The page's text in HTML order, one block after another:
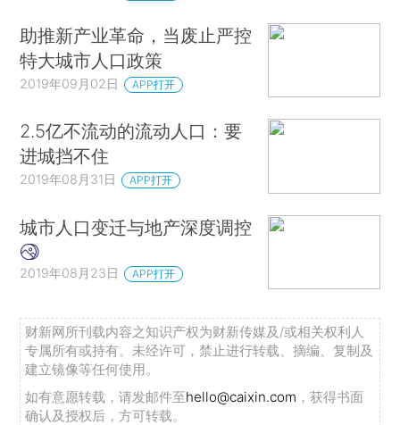
助推新产业革命，当废止严控
特大城市人口政策
2019年09月02日 APP打开
2.5亿不流动的流动人口：要
进城挡不住
2019年08月31日 APP打开
城市人口变迁与地产深度调控
2019年08月23日 APP打开
财新网所刊载内容之知识产权为财新传媒及/或相关权利人
专属所有或持有。未经许可，禁止进行转载、摘编、复制及
建立镜像等任何使用。
如有意愿转载，请发邮件至hello@caixin.com ，获得书面
确认及授权后，方可转载。